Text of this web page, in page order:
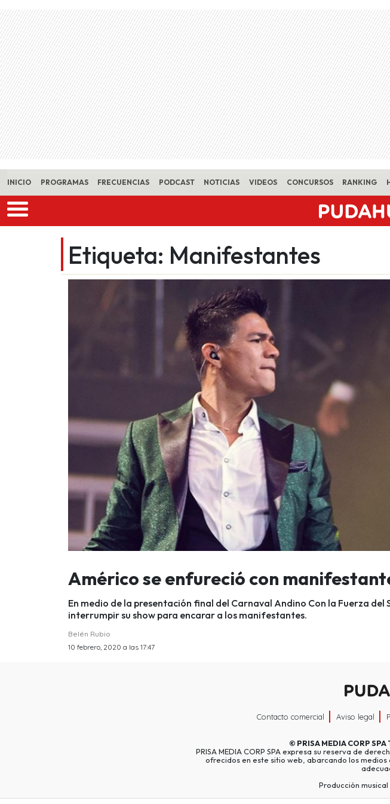
Skip to main content
INICIO PROGRAMAS FRECUENCIAS PODCAST NOTICIAS VIDEOS CONCURSOS RANKING
Etiqueta: Manifestantes
Américo se enfureció con
En medio de la presentación final del Carnaval Andino Con la Fuerza del
interrumpir su show para encarar a los manifestantes.
Belén Rubio
10 febrero, 2020 a las 17:47
Contacto comercial Aviso legal
© PRISA MEDIA CORP SPA
PRISA MEDIA CORP SPA expresa su reserva de
ofrecidos en este sitio web, abarcando los
Producción musical